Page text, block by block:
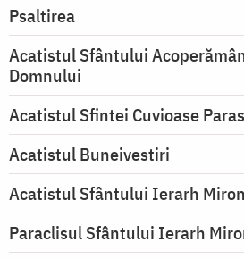
Psaltirea
Acatistul Sfântului
Domnului
Acatistul Sfintei Cuvioase
Acatistul Buneivestiri
Acatistul Sfântului Ierarh
Paraclisul Sfântului Ierarh